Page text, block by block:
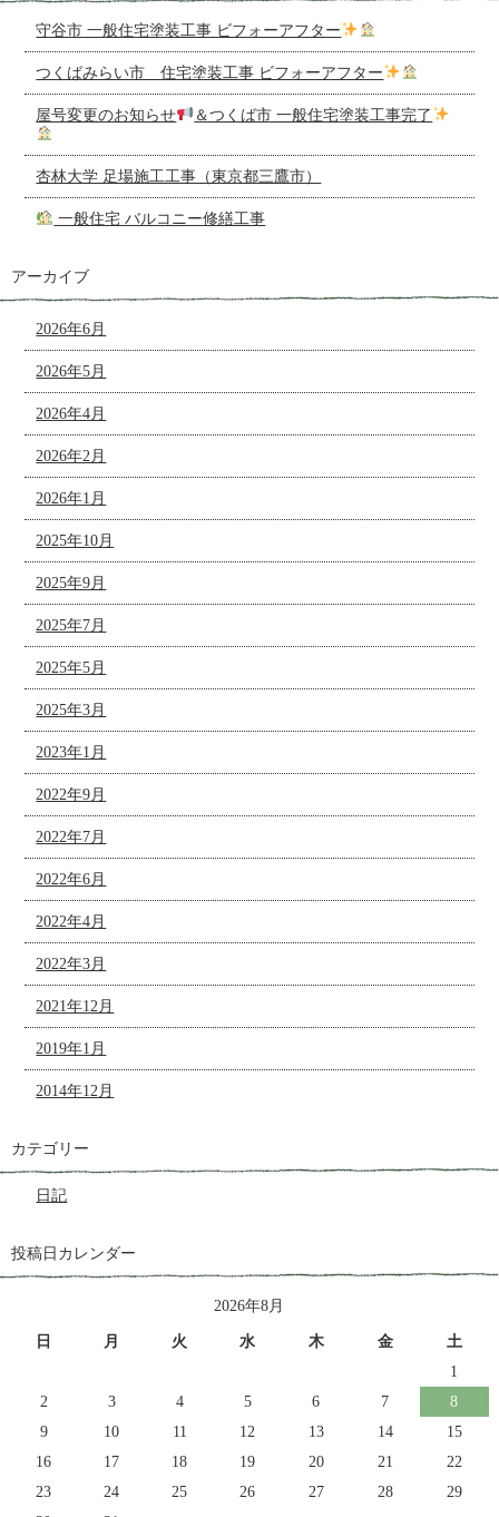
守谷市 一般住宅塗装工事 ビフォーアフター
つくばみらい市 住宅塗装工事 ビフォーアフター
屋号変更のお知らせ ＆つくば市 一般住宅塗装工事完了
杏林大学 足場施工工事（東京都三鷹市）
一般住宅 バルコニー修繕工事
アーカイブ
2026年6月
2026年5月
2026年4月
2026年2月
2026年1月
2025年10月
2025年9月
2025年7月
2025年5月
2025年3月
2023年1月
2022年9月
2022年7月
2022年6月
2022年4月
2022年3月
2021年12月
2019年1月
2014年12月
カテゴリー
日記
投稿日カレンダー
2026年8月
日 月 火 水 木 金
土
1
2
3 4 5 6 7
8
9
10 11 12 13 14
15
16
17 18 19 20 21
22
23
24 25 26 27 28
29